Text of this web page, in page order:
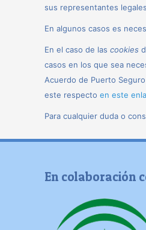
sus representantes
En algunos casos es
En el caso de lascookies
casos en los que sea
Acuerdo de Puerto
este respectoen este
Para cualquier duda o
En colaboración